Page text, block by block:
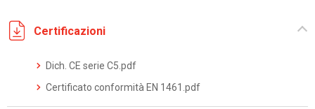
Certificazioni
Dich. CE serie C5.pdf
Certificato conformità EN 1461.pdf